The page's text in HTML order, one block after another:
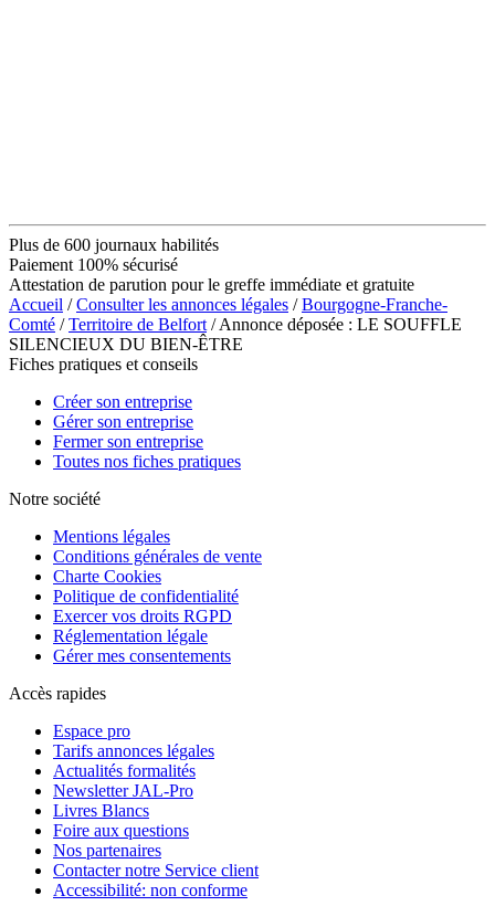
Plus de 600 journaux habilités
Paiement 100% sécurisé
Attestation de parution pour le greffe immédiate et gratuite
Accueil /Consulter les annonces légales /Bourgogne-Franche-
Comté /Territoire de Belfort / Annonce déposée : LE SOUFFLE
SILENCIEUX DU BIEN-ÊTRE
Fiches pratiques et conseils
Créer son entreprise
Gérer son entreprise
Fermer son entreprise
Toutes nos fiches pratiques
Notre société
Mentions légales
Conditions générales de vente
Charte Cookies
Politique de confidentialité
Exercer vos droits RGPD
Réglementation légale
Gérer mes consentements
Accès rapides
Espace pro
Tarifs annonces légales
Actualités formalités
Newsletter JAL-Pro
Livres Blancs
Foire aux questions
Nos partenaires
Contacter notre Service client
Accessibilité: non conforme